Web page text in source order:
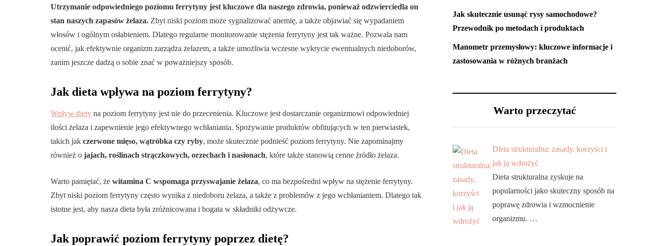
Utrzymanie odpowiedniego poziomu ferrytyny jest kluczowe dla naszego zdrowia, ponieważ odzwierciedla on
stan naszych zapasów żelaza. Zbyt niski poziom może sygnalizować anemię, a także objawiać się wypadaniem
włosów i ogólnym osłabieniem. Dlatego regularne monitorowanie stężenia ferrytyny jest tak ważne. Pozwala nam
ocenić, jak efektywnie organizm zarządza żelazem, a także umożliwia wczesne wykrycie ewentualnych niedoborów,
zanim jeszcze dadzą o sobie znać w poważniejszy sposób.
Jak dieta wpływa na poziom ferrytyny?
Wpływ diety na poziom ferrytyny jest nie do przecenienia. Kluczowe jest dostarczanie organizmowi odpowiedniej
ilości żelaza i zapewnienie jego efektywnego wchłaniania. Spożywanie produktów obfitujących w ten pierwiastek,
takich jak czerwone mięso, wątróbka czy ryby, może skutecznie podnieść poziom ferrytyny. Nie zapominajmy
również o jajach, roślinach strączkowych, orzechach i nasionach, które także stanowią cenne źródło żelaza.
Warto pamiętać, że witamina C wspomaga przyswajanie żelaza, co ma bezpośredni wpływ na stężenie ferrytyny.
Zbyt niski poziom ferrytyny często wynika z niedoboru żelaza, a także z problemów z jego wchłanianiem. Dlatego tak
istotne jest, aby nasza dieta była zróżnicowana i bogata w składniki odżywcze.
Jak poprawić poziom ferrytyny poprzez dietę?
Jak skutecznie usunąć rysy samochodowe?
Przewodnik po metodach i produktach
Manometr przemysłowy: kluczowe informacje i
zastosowania w różnych branżach
Warto przeczytać
Dieta strukturalna: zasady, korzyści i
jak ją wdrożyć
Dieta strukturalna zyskuje na
popularności jako skuteczny sposób na
poprawę zdrowia i wzmocnienie
organizmu. …